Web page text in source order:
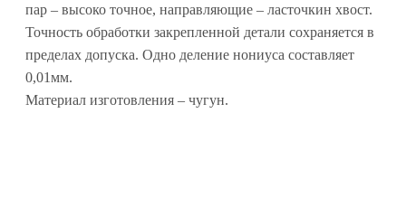
пар – высоко точное, направляющие – ласточкин хвост.
Точность обработки закрепленной детали сохраняется в
пределах допуска. Одно деление нониуса составляет
0,01мм.
Материал изготовления – чугун.